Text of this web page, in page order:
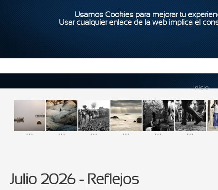
Usamos Cookies para mejorar tu
Usar cualquier enlace de la web implica el
Inicio
... ... ... ... ... ...
Julio 2026 - Reflejos